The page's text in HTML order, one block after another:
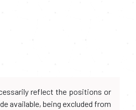
reflect the positions or
available, being excluded from